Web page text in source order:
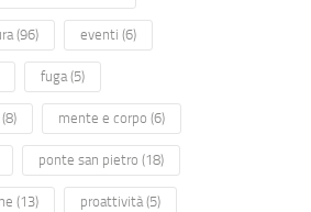
(96) eventi (6)
fuga(5)
(8) mente e corpo (6)
ponte san pietro (18)
(13) proattività(5)